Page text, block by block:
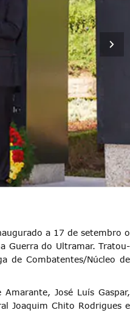
a 17 de setembro o
Guerra do Ultramar. Tratou-
de Combatentes/Núcleo de
José Luís Gaspar,
Joaquim Chito Rodrigues e